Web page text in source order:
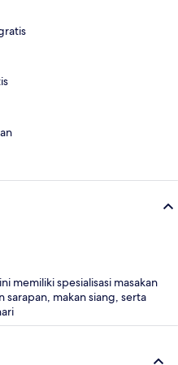
memiliki spesialisasi masakan
sarapan, makan siang, serta